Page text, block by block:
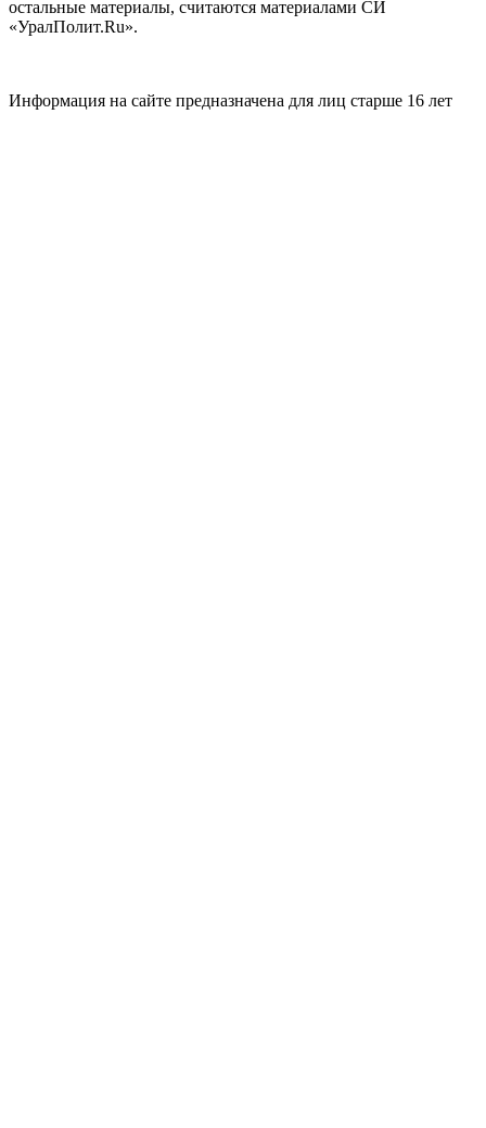
остальные материалы, считаются материалами СИ
«УралПолит.Ru».
Информация на сайте предназначена для лиц старше 16 лет